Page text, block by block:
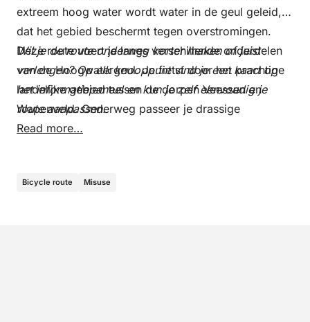
extreem hoog water wordt water in de geul geleid,
dat het gebied beschermt tegen overstromingen.
Deze route voert je langs verschillende onderdelen
van de Hoogwatergeul. Je fietst door het prachtige
landelijke gebied tussen de dorpen Veessen en
Wapenveld. Onderweg passeer je drassige
uiterwaarden, akkerranden met klaprozen,
Wil je de route onderweg korter maken of juist
verlengen? Op elk knooppunt vind je een kaart op
het informatiepaneel en kun je zelf eenvoudig je
route aanpassen.
Read more…
Bicycle route Misuse